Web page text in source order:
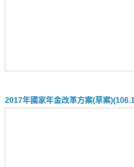
2017年國家年金改革方案(草案